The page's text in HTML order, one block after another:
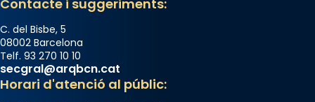
processó (recuperada el 1972) al voltant
del temple amb les relíquies de les santes.
Des de 1985 hi participa també un grup de
diablesses amb música i ball propis. Festa
gran a Mataró.
Contacte i suggeriments:
C. del Bisbe, 5
08002 Barcelona
Telf. 93 270 10 10
secgral@arqbcn.cat
Horari d'atenció al públic: